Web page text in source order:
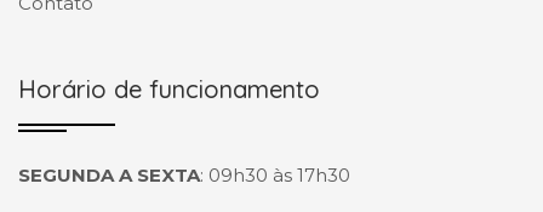
Horário de funcionamento
SEGUNDA A SEXTA: 09h30 às 17h30